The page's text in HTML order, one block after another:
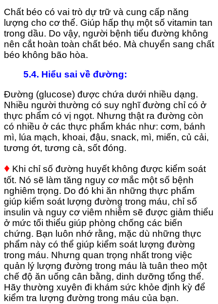
Chất béo có vai trò dự trữ và cung cấp năng
lượng cho cơ thể. Giúp hấp thụ một số vitamin tan
trong dầu. Do vậy, người bệnh tiểu đường không
nên cắt hoàn toàn chất béo. Mà chuyển sang chất
béo không bão hòa.
5.4. Hiểu sai về đường:
Đường (glucose) được chứa dưới nhiều dạng.
Nhiều người thường có suy nghĩ đường chỉ có ở
thực phẩm có vị ngọt. Nhưng thật ra đường còn
có nhiều ở các thực phẩm khác như: cơm, bánh
mì, lúa mạch, khoai, đậu, snack, mì, miến, củ cải,
tương ớt, tương cà, sốt đóng.
♦ Khi chỉ số đường huyết không được kiểm soát
tốt. Nó sẽ làm tăng nguy cơ mắc một số bệnh
nghiêm trọng. Do đó khi ăn những thực phẩm
giúp kiểm soát lượng đường trong máu, chỉ số
insulin và nguy cơ viêm nhiễm sẽ được giảm thiểu
ở mức tối thiểu giúp phòng chống các biến
chứng. Bạn luôn nhớ rằng, mặc dù những thực
phẩm này có thể giúp kiểm soát lượng đường
trong máu. Nhưng quan trọng nhất trong việc
quản lý lượng đường trong máu là tuân theo một
chế độ ăn uống cân bằng, dinh dưỡng tổng thể.
Hãy thường xuyên đi khám sức khỏe định kỳ để
kiểm tra lượng đường trong máu của bạn.